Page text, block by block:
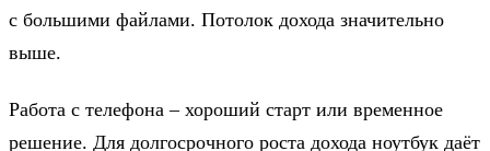
с большими файлами. Потолок дохода значительно
выше.
Работа с телефона – хороший старт или временное
решение. Для долгосрочного роста дохода ноутбук даёт